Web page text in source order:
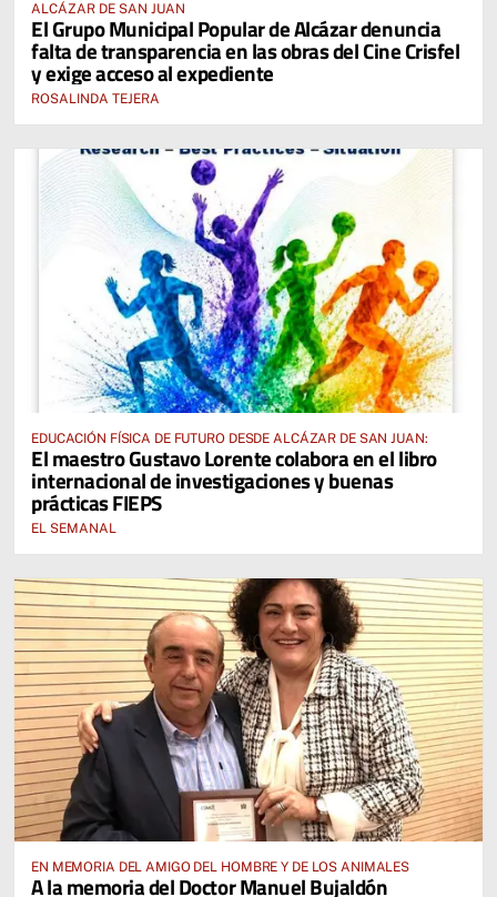
ALCÁZAR DE SAN JUAN
El Grupo Municipal Popular de Alcázar denuncia
falta de transparencia en las obras del Cine Crisfel
y exige acceso al expediente
ROSALINDA TEJERA
EDUCACIÓN FÍSICA DE FUTURO DESDE ALCÁZAR DE SAN JUAN:
El maestro Gustavo Lorente colabora en el libro
internacional de investigaciones y buenas
prácticas FIEPS
EL SEMANAL
EN MEMORIA DEL AMIGO DEL HOMBRE Y DE LOS ANIMALES
A la memoria del Doctor Manuel Bujaldón